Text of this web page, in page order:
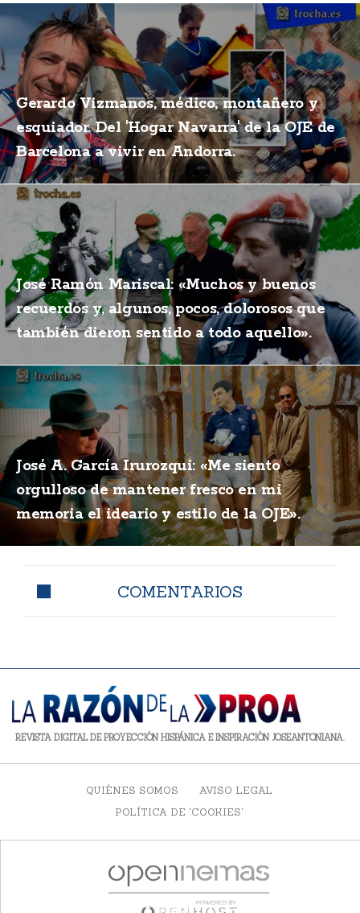
Gerardo Vizmanos, médico, montañero y
esquiador. Del 'Hogar Navarra' de la OJE de
Barcelona a vivir en Andorra.
José Ramón Mariscal: «Muchos y buenos
recuerdos y, algunos, pocos, dolorosos que
también dieron sentido a todo aquello».
José A. García Irurozqui: «Me siento
orgulloso de mantener fresco en mi
memoria el ideario y estilo de la OJE».
COMENTARIOS
REVISTA DIGITAL DE PROYECCIÓN HISPÁNICA E INSPIRACIÓN JOSEANTONIANA.
QUIÉNES SOMOS
AVISO LEGAL
POLÍTICA DE 'COOKIES'